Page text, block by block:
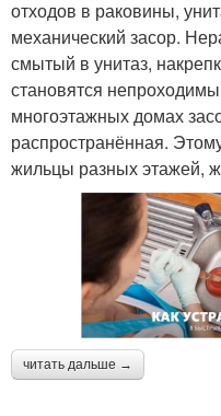
отходов в раковины,
механический засор.
смытый в унитаз,
становятся
многоэтажных домах
распространённая.
жильцы разных этажей,
читать дальше →